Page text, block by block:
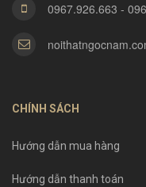
0967.926.663 -
CHÍNH SÁCH
Hướng dẫn mua hàng
Hướng dẫn thanh toán